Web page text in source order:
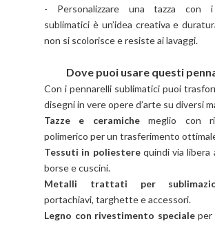
- Personalizzare una tazza con i
sublimatici è un’idea creativa e
non si scolorisce e resiste ai lavaggi.
Dove puoi usare questi
Con i pennarelli sublimatici puoi
disegni in vere opere d’arte su diversi
Tazze e ceramichemeglio con
polimerico per un trasferimento
Tessuti in poliesterequindi via libera
borse e cuscini.
Metalli trattati per
portachiavi, targhette e accessori.
Legno con rivestimento specialeper